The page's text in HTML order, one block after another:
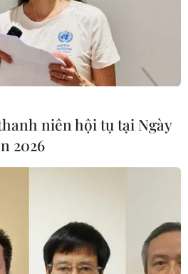
Trung ương Vương Đình Huệ,
học công nghệ được kỳ vọng là
niên hội tụ tại Ngày
2026